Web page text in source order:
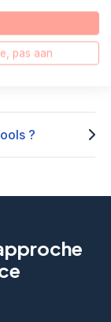
via le site
?
pas aan